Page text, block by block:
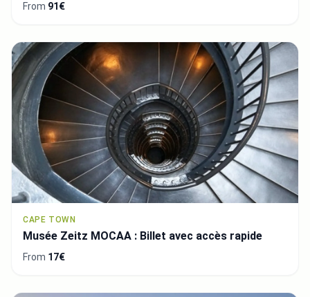
From 91€
CAPE TOWN
Musée Zeitz MOCAA : Billet avec accès rapide
From 17€